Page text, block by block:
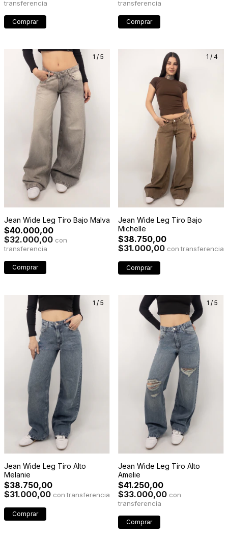
Comprar Comprar
1 / 5
Jean Wide Leg Tiro Bajo Malva
$40.000,00
$32.000,00 con
Comprar
1 / 4
Jean Wide Leg Tiro Bajo
Michelle
$38.750,00
$31.000,00 con
Comprar
1 / 5
Jean Wide Leg Tiro Alto
Melanie
$38.750,00
$31.000,00 con
Comprar
1 / 5
Jean Wide Leg Tiro Alto
Amelie
$41.250,00
$33.000,00 con
Comprar